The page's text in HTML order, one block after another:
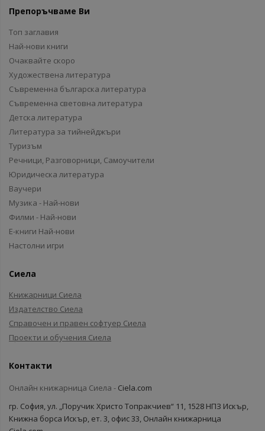
Препоръчваме Ви
Топ заглавия
Най-нови книги
Очаквайте скоро
Художествена литература
Съвременна българска литература
Съвременна световна литература
Детска литература
Литература за тийнейджъри
Туризъм
Речници, Разговорници, Самоучители
Юридическа литература
Ваучери
Музика - Най-нови
Филми - Най-нови
Е-книги Най-нови
Настолни игри
Сиела
Книжарници Сиела
Издателство Сиела
Справочен и правен софтуер Сиела
Проекти и обучения Сиела
Контакти
Онлайн книжарница Сиела - Ciela.com
гр. София, ул. „Поручик Христо Топракчиев“ 11, 1528 НПЗ Искър,
Книжна борса Искър, ет. 3, офис 33, Онлайн книжарница